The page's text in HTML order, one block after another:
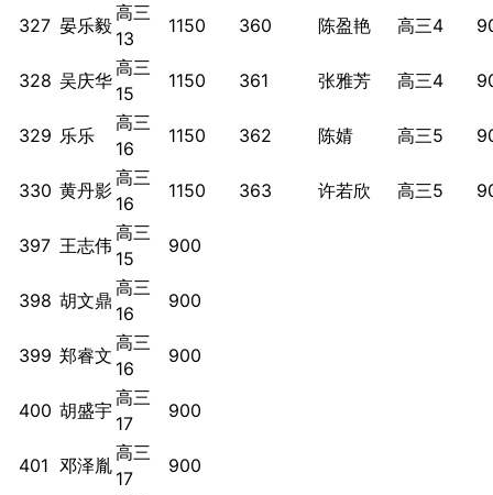
327 晏乐毅
高三
13
1150 360 陈盈艳 高三4
328 吴庆华
高三
15
1150 361 张雅芳 高三4
329 乐乐
高三
16
1150 362 陈婧 高三5
330 黄丹影
高三
16
1150 363 许若欣 高三5
397 王志伟
高三
15
900
398 胡文鼎
高三
16
900
399 郑睿文
高三
16
900
400 胡盛宇
高三
17
900
401 邓泽胤
高三
17
900